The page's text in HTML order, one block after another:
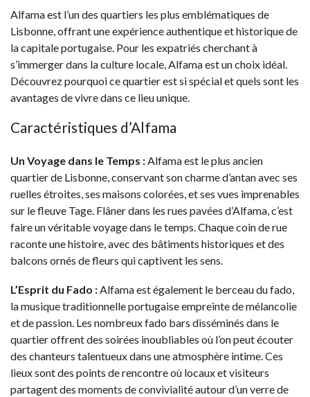
Alfama est l’un des quartiers les plus emblématiques de
Lisbonne, offrant une expérience authentique et historique de
la capitale portugaise. Pour les expatriés cherchant à
s’immerger dans la culture locale, Alfama est un choix idéal.
Découvrez pourquoi ce quartier est si spécial et quels sont les
avantages de vivre dans ce lieu unique.
Caractéristiques d’Alfama
Un Voyage dans le Temps :Alfama est le plus ancien
quartier de Lisbonne, conservant son charme d’antan avec ses
ruelles étroites, ses maisons colorées, et ses vues imprenables
sur le fleuve Tage. Flâner dans les rues pavées d’Alfama, c’est
faire un véritable voyage dans le temps. Chaque coin de rue
raconte une histoire, avec des bâtiments historiques et des
balcons ornés de fleurs qui captivent les sens.
L’Esprit du Fado :Alfama est également le berceau du fado,
la musique traditionnelle portugaise empreinte de mélancolie
et de passion. Les nombreux fado bars disséminés dans le
quartier offrent des soirées inoubliables où l’on peut écouter
des chanteurs talentueux dans une atmosphère intime. Ces
lieux sont des points de rencontre où locaux et visiteurs
partagent des moments de convivialité autour d’un verre de